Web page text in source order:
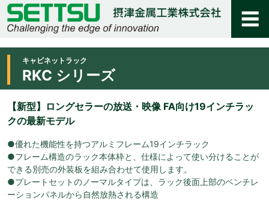
キャビネットラック
RKC シリーズ
【新型】ロングセラーの放送・映像 FA向け19インチラッ
クの最新モデル
●優れた機能性を持つアルミフレーム19インチラック
●フレーム構造のラック本体枠と、仕様によって使い分けることが
できる別売の外装板を組み合わせて使用します。
●プレートセットのノーマルタイプは、ラック後面上部のベンチレ
ーションパネルから自然放熱される構造